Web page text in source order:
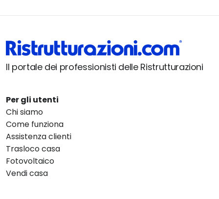
Il portale dei professionisti delle Ristrutturazioni
Per gli utenti
Chi siamo
Come funziona
Assistenza clienti
Trasloco casa
Fotovoltaico
Vendi casa